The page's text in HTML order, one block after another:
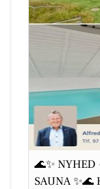
🌊✨ NYHED
SAUNA ✨🌊